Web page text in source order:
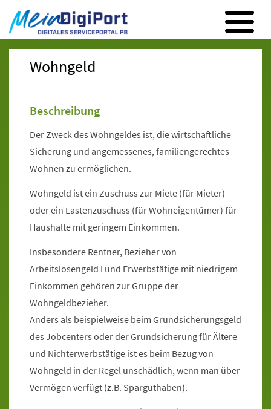
Digitales Serviceportal Paderborn
Zur Hauptnavigation
Zum Inhalt
Zum Footer
Wohngeld
Beschreibung
Der Zweck des Wohngeldes ist, die wirtschaftliche
Sicherung und angemessenes, familiengerechtes
Wohnen zu ermöglichen.
Wohngeld ist ein Zuschuss zur Miete (für Mieter)
oder ein Lastenzuschuss (für Wohneigentümer) für
Haushalte mit geringem Einkommen.
Insbesondere Rentner, Bezieher von
Arbeitslosengeld I und Erwerbstätige mit niedrigem
Einkommen gehören zur Gruppe der
Wohngeldbezieher.
Anders als beispielweise beim Grundsicherungsgeld
des Jobcenters oder der Grundsicherung für Ältere
und Nichterwerbstätige ist es beim Bezug von
Wohngeld in der Regel unschädlich, wenn man über
Vermögen verfügt (z.B. Sparguthaben).